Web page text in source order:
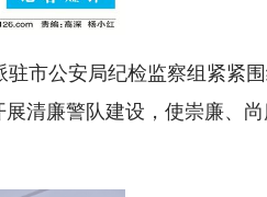
市公安局纪检监察组紧紧
清廉警队建设，使崇廉、